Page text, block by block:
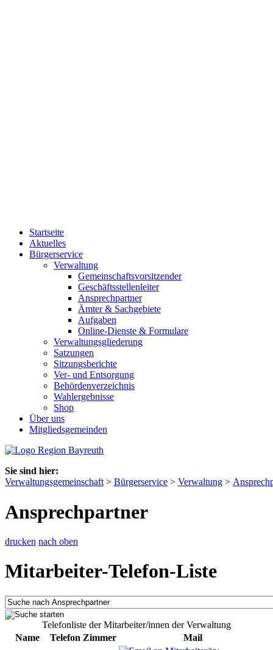
Startseite
Aktuelles
Bürgerservice
Verwaltung
Gemeinschaftsvorsitzender
Geschäftsstellenleiter
Ansprechpartner
Ämter & Sachgebiete
Aufgaben
Online-Dienste & Formulare
Verwaltungsgliederung
Satzungen
Sitzungsberichte
Ver- und Entsorgung
Behördenverzeichnis
Wahlergebnisse
Shop
Über uns
Mitgliedsgemeinden
Sie sind hier:
Verwaltungsgemeinschaft > Bürgerservice > Verwaltung >
Ansprechpartner
drucken nach oben
Mitarbeiter-Telefon-Liste
Telefonliste der Mitarbeiter/innen der Verwaltung
Name
Telefon Zimmer Mail